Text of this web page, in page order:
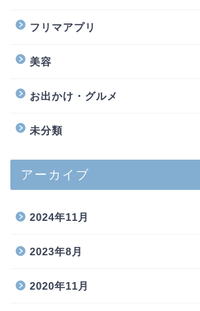
フリマアプリ
美容
お出かけ・グルメ
未分類
アーカイブ
2024年11月
2023年8月
2020年11月